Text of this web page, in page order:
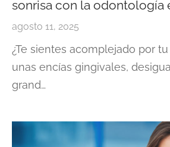
sonrisa con la odontología
agosto 11, 2025
¿Te sientes acomplejado por
unas encías gingivales,
grand…